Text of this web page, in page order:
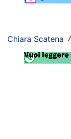
Primavera
Lazio
Chiara Scatena /